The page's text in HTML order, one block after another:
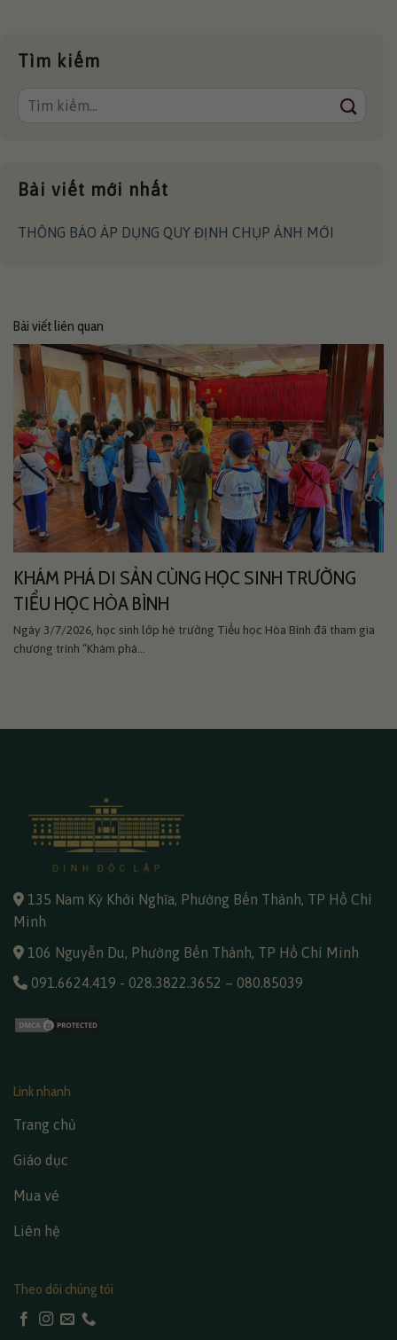
Tìm kiếm
Bài viết mới nhất
THÔNG BÁO ÁP DỤNG QUY ĐỊNH CHỤP ẢNH MỚI
Bài viết liên quan
KHÁM PHÁ DI SẢN CÙNG HỌC SINH TRƯỜNG
TIỂU HỌC HÒA BÌNH
Ngày 3/7/2026, học sinh lớp hè trường Tiểu học Hòa Bình đã tham gia
chương trình “Khám phá...
135 Nam Kỳ Khởi Nghĩa, Phường Bến Thành, TP Hồ Chí
Minh
106 Nguyễn Du, Phường Bến Thành, TP Hồ Chí Minh
091.6624.419 - 028.3822.3652 – 080.85039
Link nhanh
Trang chủ
Giáo dục
Mua vé
Liên hệ
Theo dõi chúng tôi